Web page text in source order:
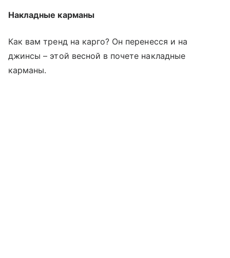
Накладные карманы
Как вам тренд на карго? Он перенесся и на
джинсы – этой весной в почете накладные
карманы.